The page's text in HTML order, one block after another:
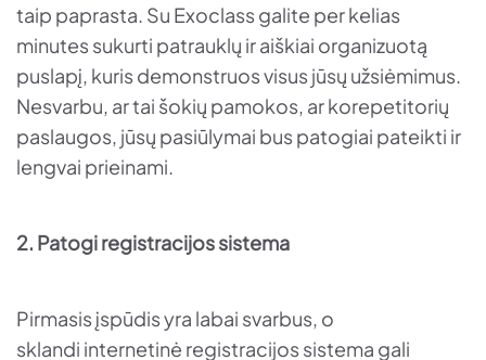
taip paprasta. Su Exoclass galite per kelias
minutes sukurti patrauklų ir aiškiai organizuotą
puslapį, kuris demonstruos visus jūsų užsiėmimus.
Nesvarbu, ar tai šokių pamokos, ar korepetitorių
paslaugos, jūsų pasiūlymai bus patogiai pateikti ir
lengvai prieinami.
2. Patogi registracijos sistema
Pirmasis įspūdis yra labai svarbus, o
sklandi internetinė registracijos sistema gali